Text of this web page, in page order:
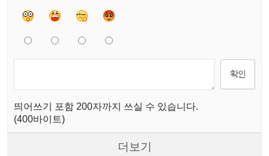
띄어쓰기 포함 200자까지 쓰실 수 있습니다.
(400바이트)
더보기